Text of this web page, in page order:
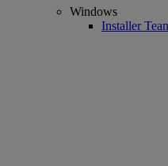
Windows
Installer